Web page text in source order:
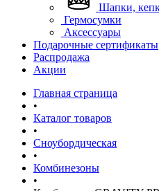
Шапки,
Гермосумки
Аксессуары
Подарочные сертификаты
Распродажа
Акции
Главная страница
•
Каталог товаров
•
Сноубордическая
•
Комбинезоны
•